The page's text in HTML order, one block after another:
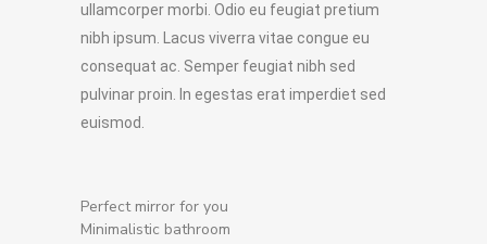
ullamcorper morbi. Odio eu feugiat pretium
nibh ipsum. Lacus viverra vitae congue eu
consequat ac. Semper feugiat nibh sed
pulvinar proin. In egestas erat imperdiet sed
euismod.
Perfect mirror for you
Minimalistic bathroom